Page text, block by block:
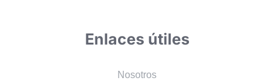
Enlaces útiles
Nosotros